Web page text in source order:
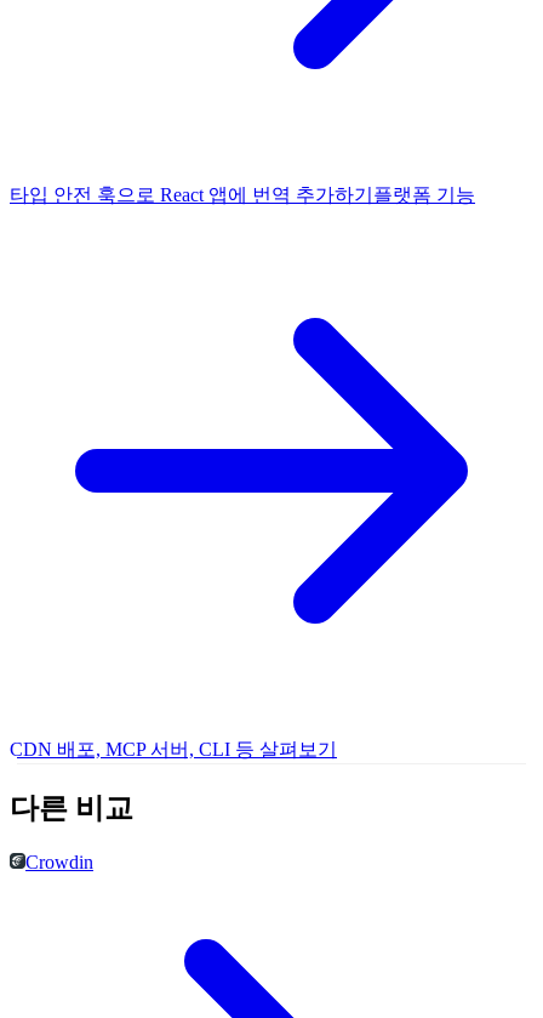
타입 안전 훅으로 React 앱에 번역 추가하기 플랫폼 기능
CDN 배포, MCP 서버, CLI 등 살펴보기
다른 비교
Crowdin